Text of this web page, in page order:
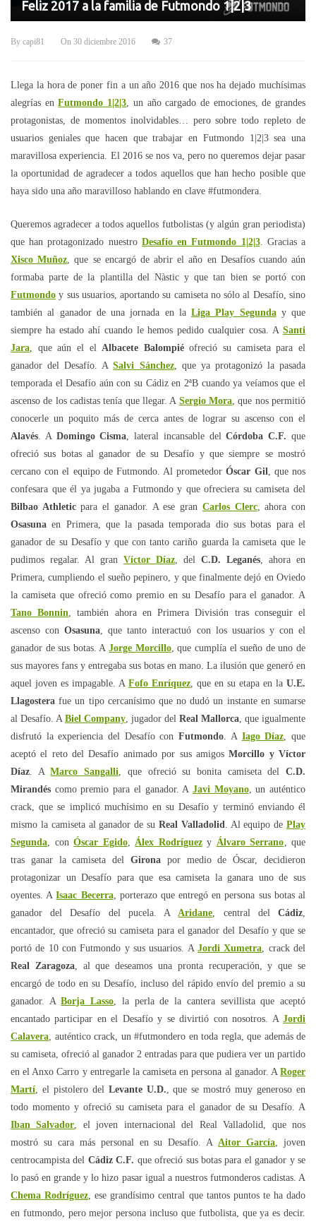
Feliz 2017 a la familia de Futmondo 1|2|3
By capi81 On 30 diciembre 2016 37
Llega la hora de poner fin a un año 2016 que nos ha dejado muchísimas
alegrías enFutmondo 1|2|3 , un año cargado de emociones, de grandes
protagonistas, de momentos inolvidables… pero sobre todo repleto de
usuarios geniales que hacen que trabajar en Futmondo 1|2|3 sea una
maravillosa experiencia. El 2016 se nos va, pero no queremos dejar pasar
la oportunidad de agradecer a todos aquellos que han hecho posible que
haya sido una año maravilloso hablando en clave #futmondera.
Queremos agradecer a todos aquellos futbolistas (y algún gran periodista)
que han protagonizado nuestro Desafío en Futmondo 1|2|3. Gracias a
Xisco Muñoz , que se encargó de abrir el año en Desafíos cuando aún
formaba parte de la plantilla del Nàstic y que tan bien se portó con
Futmondo y sus usuarios, aportando su camiseta no sólo al Desafío, sino
también al ganador de una jornada en la Liga Play Segunday que
siempre ha estado ahí cuando le hemos pedido cualquier cosa. A Santi
Jara , que aún el el Albacete Balompiéofreció su camiseta para el
ganador del Desafío. ASalvi Sánchez, que ya protagonizó la pasada
temporada el Desafío aún con su Cádiz en 2ªB cuando ya veíamos que el
ascenso de los cadistas tenía que llegar. A Sergio Mora , que nos permitió
conocerle un poquito más de cerca antes de lograr su ascenso con el
Alavés . A Domingo Cisma , lateral incansable delCórdoba C.F. que
ofreció sus botas al ganador de su Desafío y que siempre se mostró
cercano con el equipo de Futmondo. Al prometedorÓscar Gil
, que nos
confesara que él ya jugaba a Futmondo y que ofreciera su camiseta del
Bilbao Athleticpara el ganador. A ese gran Carlos Clerc, ahora con
Osasuna en Primera, que la pasada temporada dio sus botas para el
ganador de su Desafío y que con tanto cariño guarda la camiseta que le
pudimos regalar. Al gran Víctor Díaz , del C.D. Leganés , ahora en
Primera, cumpliendo el sueño pepinero, y que finalmente dejó en Oviedo
la camiseta que ofreció como premio en su Desafío para el ganador. A
Tano Bonnin , también ahora en Primera División tras conseguir el
ascenso conOsasuna , que tanto interactuó con los usuarios y con el
ganador de sus botas. AJorge Morcillo, que cumplía el sueño de uno de
sus mayores fans y entregaba sus botas en mano. La ilusión que generó en
aquel joven es impagable. A Fofo Enríquez , que en su etapa en la U.E.
Llagostera fue un tipo cercanísimo que no dudó un instante en sumarse
al Desafío. A Biel Company , jugador del Real Mallorca , que igualmente
disfrutó la experiencia del Desafío conFutmondo . A Iago Díaz , que
aceptó el reto del Desafío animado por sus amigosMorcillo y Víctor
Díaz . AMarco Sangalli , que ofreció su bonita camiseta delC.D.
Mirandés como premio para el ganador. A Javi Moyano, un auténtico
crack, que se implicó muchísimo en su Desafío y terminó enviando él
mismo la camiseta al ganador de su Real Valladolid . Al equipo dePlay
Segunda , conÓscar Egido, Álex Rodríguezy Álvaro Serrano , que
tras ganar la camiseta del Girona por medio de Óscar, decidieron
protagonizar un Desafío para que esa camiseta la ganara uno de sus
oyentes. AIsaac Becerra, porterazo que entregó en persona sus botas al
ganador del Desafío del pucela. A Aridane , central delCádiz
encantador, que ofreció su camiseta para el ganador del Desafío y que se
portó de 10 con Futmondo y sus usuarios. A Jordi Xumetra , crack del
Real Zaragoza, al que deseamos una pronta recuperación, y que se
encargó de todo en su Desafío, incluso del rápido envío del premio a su
ganador. ABorja Lasso , la perla de la cantera sevillista que aceptó
encantado participar en el Desafío y se divirtió con nosotros. A Jordi
Calavera , auténtico crack, un #futmondero en toda regla, que además de
su camiseta, ofreció al ganador 2 entradas para que pudiera ver un partido
en el Anxo Carro y entregarle la camiseta en persona al ganador. A Roger
Martí , el pistolero del Levante U.D. , que se mostró muy generoso en
todo momento y ofreció su camiseta para el ganador de su Desafío. A
Iban Salvador , el joven internacional del Real Valladolid, que nos
mostró su cara más personal en su Desafío. A Aitor García , joven
centrocampista del Cádiz C.F. que ofreció sus botas para el ganador y se
lo pasó en grande y lo hizo pasar igual a nuestros futmonderos cadistas. A
Chema Rodríguez , ese grandísimo central que tantos puntos te ha dado
en futmondo, pero mejor persona incluso que futbolista, que ya es decir.